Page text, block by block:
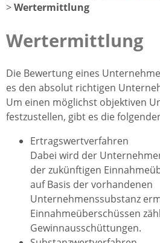
>Wertermittlung
Wertermittlung
Die Bewertung eines
es den absolut richtigen
Um einen möglichst objektiven
festzustellen, gibt es die
Ertragswertverfahren
Dabei wird der
der zukünftigen
auf Basis der vorhandenen
Unternehmenssubstanz
Einnahmeüberschüssen
Gewinnausschüttungen.